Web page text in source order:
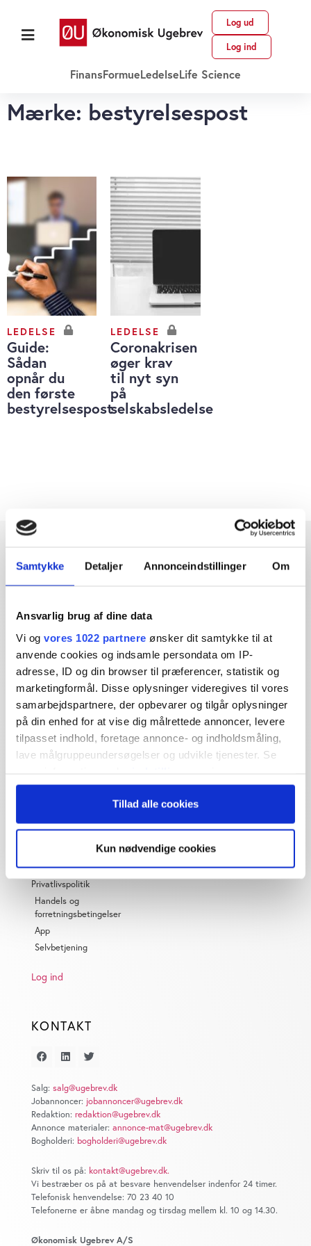
Samtykke Detaljer Annonceindstillinger Om
Ansvarlig brug af dine data
Vi og vores 1022 partnere ønsker dit samtykke til at
anvende cookies og indsamle persondata om IP-
adresse, ID og din browser til præferencer, statistik og
marketingformål. Disse oplysninger videregives til vores
samarbejdspartnere, der opbevarer og tilgår oplysninger
på din enhed for at vise dig målrettede annoncer, levere
tilpasset indhold, foretage annonce- og indholdsmåling,
lave målgruppeundersøgelser og udvikle tjenester. Se
persondatapolitik. Du kan altid trække dit samtykke
tilbage eller ændre indstillinger fra vores
"Cookiedeklaration", eller ved at trykke på "Privacy
Hvis du tillader det, vil vi også gerne:
Indsamle præcise oplysninger om din placering,
der kan være nøjagtig inden for få meter
at analysere vores trafik. Vi deler også oplysninger om
sociale medier, annonceringspartnere og
data med andre oplysninger, du har givet dem, eller som
de har indsamlet fra din brug af deres tjenester. Du
samtykker til vores cookies, hvis du fortsætter med at
anvende vores hjemmeside.
Tillad alle cookies
Kun nødvendige cookies
Log ud
Log ind
FinansFormueLedelseLife Science
Mærke: bestyrelsespost
LEDELSE
Guide:
Sådan
opnår du
den første
bestyrelsespost
LEDELSE
Coronakrisen
øger krav
til nyt syn
på
selskabsledelse
Dybdegående og original
journalistik siden 1994
Økonomisk Ugebrev har i mere end 25 år leveret indsigtsfuld
og dagsordensættende journalistik og analyser til læserne og
den brede offentlighed.
Vi tager ansvar for vores indhold og er tilmeldt:
OM ØU
Abonnementspriser
Privatlivspolitik
Handels og
forretningsbetingelser
App
Selvbetjening
Log ind
KONTAKT
Salg: salg@ugebrev.dk
Jobannoncer: jobannoncer@ugebrev.dk
Redaktion: redaktion@ugebrev.dk
Annonce materialer: annonce-mat@ugebrev.dk
Bogholderi: bogholderi@ugebrev.dk
Skriv til os på: kontakt@ugebrev.dk.
Vi bestræber os på at besvare henvendelser indenfor 24 timer.
Telefonisk henvendelse: 70 23 40 10
Telefonerne er åbne mandag og tirsdag mellem kl. 10 og 14.30.
Økonomisk Ugebrev A/S